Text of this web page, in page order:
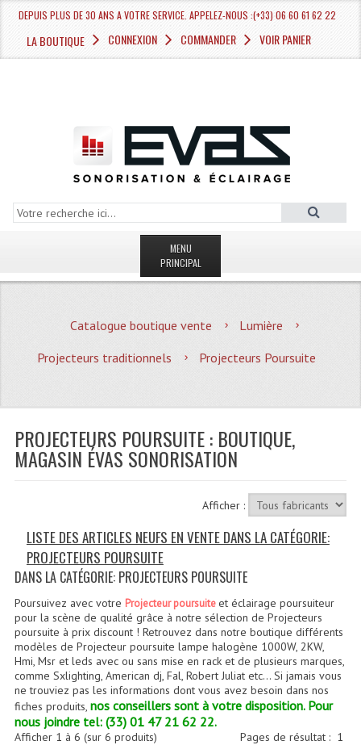
DEPUIS PLUS DE 30 ANS A VOTRE SERVICE. APPELEZ-NOUS :(+33) 06 60 61 62 22
LA BOUTIQUE CONNEXION COMMANDER VOIR PANIER
MENU
PRINCIPAL
MAGASIN
Quoi De Neuf?
Plan Acces, Horaires.
Location De Matériel
Recevoir Nos Promotions
CATÉGORIES
Sonorisation
Accessoires Pieds Cellules Diamants
Accessoires Enceintes
Catalogue boutique vente
Lumière
Projecteurs traditionnels
Projecteurs Poursuite
PROJECTEURS POURSUITE : BOUTIQUE,
MAGASIN ÉVAS SONORISATION
Afficher :
LISTE DES ARTICLES NEUFS EN VENTE DANS LA CATÉGORIE:
PROJECTEURS POURSUITE
DANS LA CATÉGORIE: PROJECTEURS POURSUITE
Poursuivez avec votre Projecteur poursuiteet éclairage poursuiteur
pour la scène de qualité grâce à notre sélection de Projecteurs
poursuite à prix discount ! Retrouvez dans notre boutique différents
modèles de Projecteur poursuite lampe halogène 1000W, 2KW,
Hmi, Msr et leds avec ou sans mise en rack et de plusieurs marques,
comme Sxlighting, American dj, Fal, Robert Juliat etc… Si jamais vous
ne trouviez pas les informations dont vous avez besoin dans nos
fiches produits, nos conseillers sont à votre disposition. Pour
nous joindre tel: (33) 01 47 21 62 22.
Pages de résultat : 1
Afficher 1 à 6 (sur 6 produits)